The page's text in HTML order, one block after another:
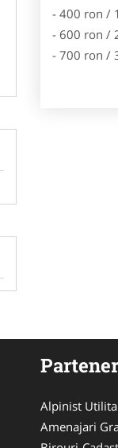
- 400 ron /
- 600 ron /
- 700 ron /
Alpinist
Amenajari